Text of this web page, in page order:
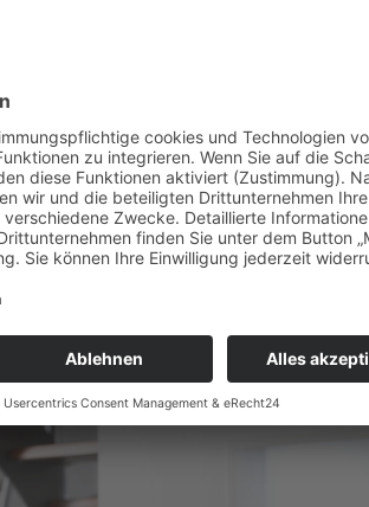
AKTUELLE
NOVEMBER 2022
um´s Steuerrecht“. Drittes Entlastungspaket
mit Weihnachtsbäumen Ausgaben und